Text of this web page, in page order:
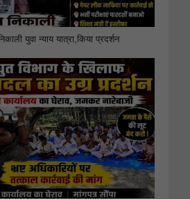
युवा न्याय यात्रा,किया प्रदर्शन